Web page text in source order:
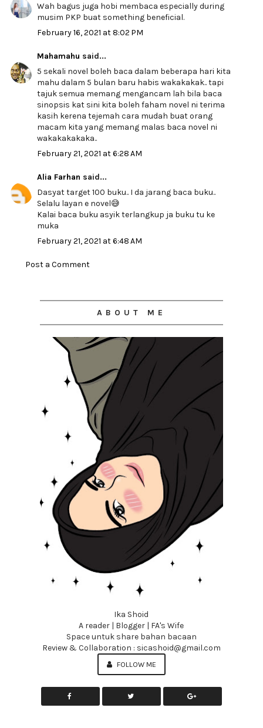
Wah bagus juga hobi membaca especially during
musim PKP buat something beneficial.
February 16, 2021 at 8:02 PM
Mahamahu said...
5 sekali novel boleh baca dalam beberapa hari kita
mahu dalam 5 bulan baru habis wakakakak.. tapi
tajuk semua memang mengancam lah bila baca
sinopsis kat sini kita boleh faham novel ni terima
kasih kerena tejemah cara mudah buat orang
macam kita yang memang malas baca novel ni
wakakakakaka..
February 21, 2021 at 6:28 AM
Alia Farhan said...
Dasyat target 100 buku.. I da jarang baca buku..
Selalu layan e novel😅
Kalai baca buku asyik terlangkup ja buku tu ke
muka
February 21, 2021 at 6:48 AM
Post a Comment
ABOUT ME
Ika Shoid
A reader | Blogger | FA's Wife
Space untuk share bahan bacaan
Review & Collaboration : sicashoid@gmail.com
FOLLOW ME